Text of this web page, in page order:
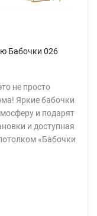
Бабочки 026
не просто
Яркие бабочки
и подарят
и доступная
«Бабочки